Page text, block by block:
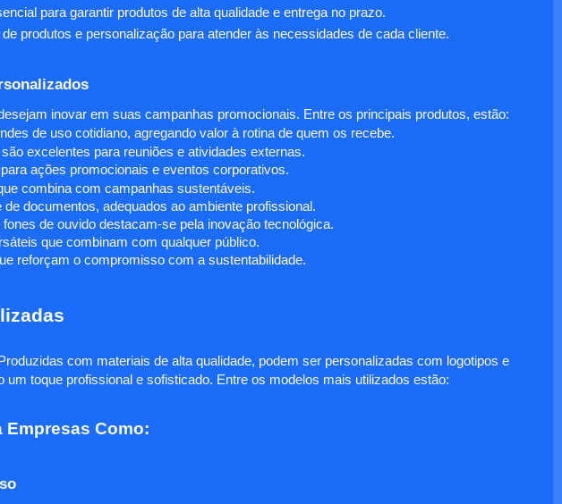
para garantir produtos de alta qualidade e entrega no prazo.
produtos e personalização para atender às necessidades de cada cliente.
inovar em suas campanhas promocionais. Entre os principais produtos, estão:
de uso cotidiano, agregando valor à rotina de quem os recebe.
excelentes para reuniões e atividades externas.
ações promocionais e eventos corporativos.
combina com campanhas sustentáveis.
documentos, adequados ao ambiente profissional.
de ouvido destacam-se pela inovação tecnológica.
que combinam com qualquer público.
reforçam o compromisso com a sustentabilidade.
com materiais de alta qualidade, podem ser personalizadas com logotipos e
toque profissional e sofisticado. Entre os modelos mais utilizados estão:
Empresas Como: